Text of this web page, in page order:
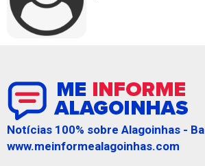
Notícias 100% sobre Alagoinhas - Ba
www.meinformealagoinhas.com